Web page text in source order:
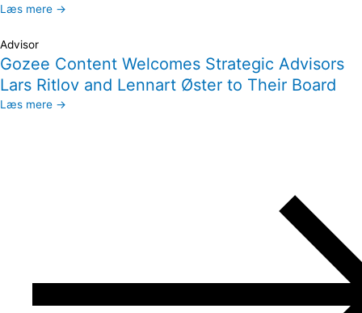
Læs mere →
Advisor
Gozee Content Welcomes Strategic Advisors
Lars Ritlov and Lennart Øster to Their Board
Læs mere →